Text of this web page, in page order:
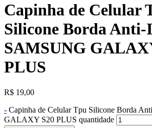
Capinha de Celular
Silicone Borda Anti-
SAMSUNG
PLUS
R$ 19,00
- Capinha de Celular Tpu Silicone Borda
GALAXY S20 PLUS quantidade